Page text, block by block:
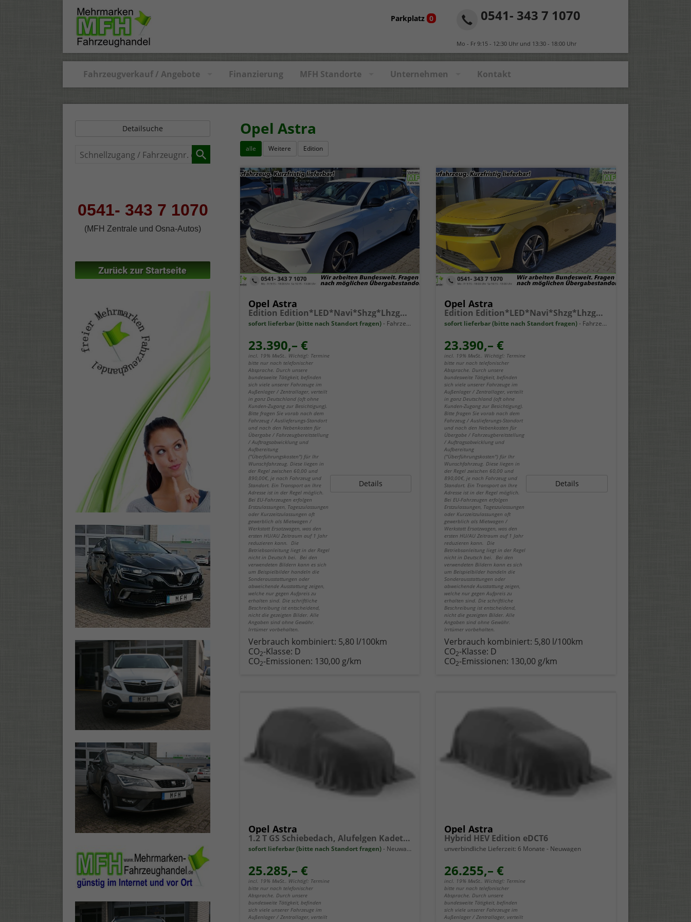
0541- 343 7 1070
Mo - Fr 9:15 - 12:30 Uhr und 13:30 - 18:00 Uhr
Parkplatz 0
Fahrzeugverkauf / Angebote Finanzierung MFH Standorte Unternehmen Kontakt
Opel Astra
alle Weitere Edition
Opel Astra
Edition Edition*LED*Navi*Shzg*Lhzg*PDC*Cam*17Zoll*
sofort lieferbar (bitte nach Standort fragen) Fahrzeug mit Tageszulassung
23.390,– €
incl. 19% MwSt.. Wichtig!: Termine
bitte nur nach telefonischer
Absprache. Durch unsere
bundesweite Tätigkeit, befinden
sich viele unserer Fahrzeuge im
Außenlager / Zentrallager, verteilt
in ganz Deutschland (oft ohne
Kunden-Zugang zur Besichtigung).
Bitte fragen Sie vorab nach dem
Fahrzeug / Auslieferungs-Standort
und nach den Nebenkosten für
Übergabe / Fahrzeugbereitstellung
/ Auftragsabwicklung und
Aufbereitung
("Überführungskosten") für Ihr
Wunschfahrzeug. Diese liegen in
der Regel zwischen 60,00 und
890,00€, je nach Fahrzeug und
Standort. Ein Transport an Ihre
Adresse ist in der Regel möglich.
Bei EU-Fahrzeugen erfolgen
Erstzulassungen, Tageszulassungen
oder Kurzzeitzulassungen oft
gewerblich als Mietwagen /
Werkstatt Ersatzwagen, was den
ersten HU/AU Zeitraum auf 1 Jahr
reduzieren kann. Die
Betriebsanleitung liegt in der Regel
nicht in Deutsch bei. Bei den
verwendeten Bildern kann es sich
um Beispielbilder handeln die
Sonderausstattungen oder
abweichende Ausstattung zeigen,
welche nur gegen Aufpreis zu
erhalten sind. Die schriftliche
Beschreibung ist entscheidend,
nicht die gezeigten Bilder. Alle
Angaben sind ohne Gewähr.
Irrtümer vorbehalten.
Details
Verbrauch kombiniert: 5,80 l/100km
CO2-Klasse: D
CO2-Emissionen: 130,00 g/km
Opel Astra
Edition Edition*LED*Navi*Shzg*Lhzg*PDC*Cam*17Zoll*
sofort lieferbar (bitte nach Standort fragen) Fahrzeug mit Tageszulassung
23.390,– €
incl. 19% MwSt.. Wichtig!: Termine
bitte nur nach telefonischer
Absprache. Durch unsere
bundesweite Tätigkeit, befinden
sich viele unserer Fahrzeuge im
Außenlager / Zentrallager, verteilt
in ganz Deutschland (oft ohne
Kunden-Zugang zur Besichtigung).
Bitte fragen Sie vorab nach dem
Fahrzeug / Auslieferungs-Standort
und nach den Nebenkosten für
Übergabe / Fahrzeugbereitstellung
/ Auftragsabwicklung und
Aufbereitung
("Überführungskosten") für Ihr
Wunschfahrzeug. Diese liegen in
der Regel zwischen 60,00 und
890,00€, je nach Fahrzeug und
Standort. Ein Transport an Ihre
Adresse ist in der Regel möglich.
Bei EU-Fahrzeugen erfolgen
Erstzulassungen, Tageszulassungen
oder Kurzzeitzulassungen oft
gewerblich als Mietwagen /
Werkstatt Ersatzwagen, was den
ersten HU/AU Zeitraum auf 1 Jahr
reduzieren kann. Die
Betriebsanleitung liegt in der Regel
nicht in Deutsch bei. Bei den
verwendeten Bildern kann es sich
um Beispielbilder handeln die
Sonderausstattungen oder
abweichende Ausstattung zeigen,
welche nur gegen Aufpreis zu
erhalten sind. Die schriftliche
Beschreibung ist entscheidend,
nicht die gezeigten Bilder. Alle
Angaben sind ohne Gewähr.
Irrtümer vorbehalten.
Details
Verbrauch kombiniert: 5,80 l/100km
CO2-Klasse: D
CO2-Emissionen: 130,00 g/km
Opel Astra
1.2 T GS Schiebedach, Alufelgen Kadett AT6
sofort lieferbar (bitte nach Standort fragen) Neuwagen
25.285,– €
incl. 19% MwSt.. Wichtig!: Termine
bitte nur nach telefonischer
Absprache. Durch unsere
bundesweite Tätigkeit, befinden
sich viele unserer Fahrzeuge im
Außenlager / Zentrallager, verteilt
Opel Astra
Hybrid HEV Edition eDCT6
unverbindliche Lieferzeit: 6 Monate Neuwagen
26.255,– €
incl. 19% MwSt.. Wichtig!: Termine
bitte nur nach telefonischer
Absprache. Durch unsere
bundesweite Tätigkeit, befinden
sich viele unserer Fahrzeuge im
Außenlager / Zentrallager, verteilt
Detailsuche
Schnellzugang
0541- 343 7 1070
(MFH Zentrale und Osna-Autos)